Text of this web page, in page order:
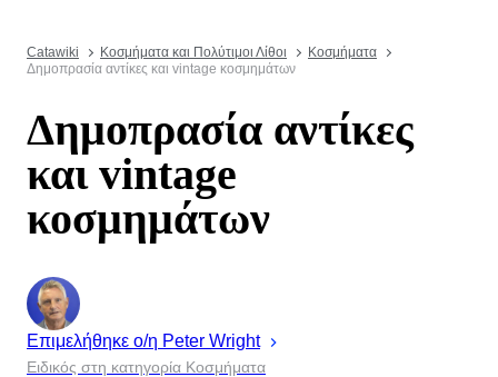
Catawiki Κοσμήματα και Πολύτιμοι Λίθοι
Κοσμήματα
Δημοπρασία αντίκες και vintage κοσμημάτων
Δημοπρασία αντίκες
και vintage
κοσμημάτων
Επιμελήθηκε ο/η Peter Wright
Ειδικός στη κατηγορία Κοσμήματα